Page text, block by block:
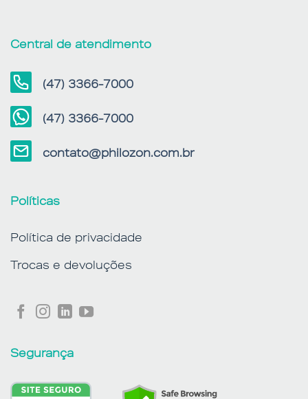
Central de atendimento
(47) 3366-7000
(47) 3366-7000
contato@philozon.com.br
Políticas
Política de privacidade
Trocas e devoluções
Segurança